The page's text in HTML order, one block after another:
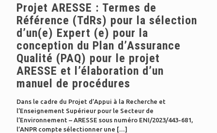
Projet ARESSE : Termes de
Référence (TdRs) pour la sélection
d’un(e) Expert (e) pour la
conception du Plan d’Assurance
Qualité (PAQ) pour le projet
ARESSE et l’élaboration d’un
manuel de procédures
Dans le cadre du Projet d’Appui à la Recherche et
l’Enseignement Supérieur pour le Secteur de
l’Environnement – ARESSE sous numéro ENI/2023/443-681,
l’ANPR compte sélectionner une […]